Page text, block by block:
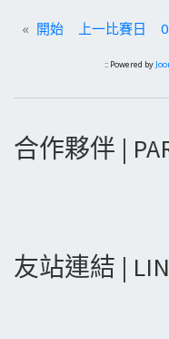
« 開始 上一比賽日
:: Powered by
合作夥伴 |
友站連結 |